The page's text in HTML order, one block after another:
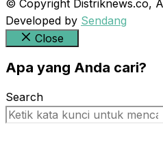
© Copyright Distriknews.co,
Developed by Sendang
Close
Apa yang Anda cari?
Search